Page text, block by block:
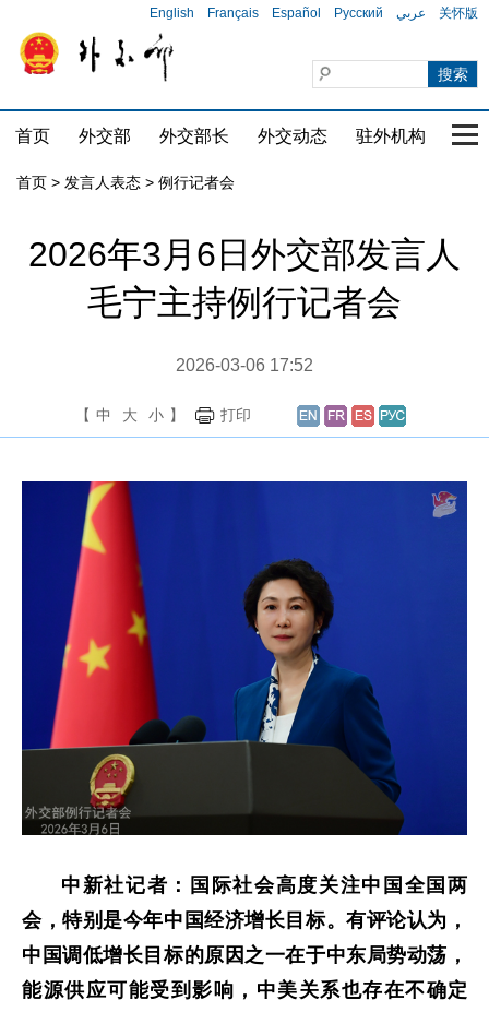
English Français Español Русский عربي 关怀版
首页 外交部 外交部长 外交动态 驻外机构 国
首页 > 发言人表态 > 例行记者会
2026年3月6日外交部发言人
毛宁主持例行记者会
2026-03-06 17:52
【 中 大 小 】 打印
中新社记者：国际社会高度关注中国全国两
会，特别是今年中国经济增长目标。有评论认为，
中国调低增长目标的原因之一在于中东局势动荡，
能源供应可能受到影响，中美关系也存在不确定